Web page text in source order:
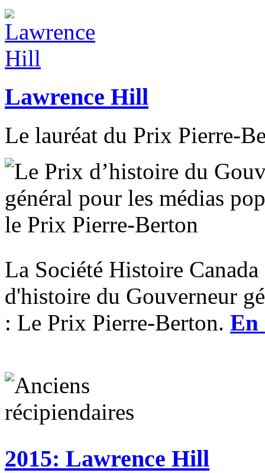
Lawrence Hill
Le lauréat du Prix Pierre-
La Société Histoire
d'histoire du Gouverneur
: Le Prix Pierre-Berton. En
2015: Lawrence Hill